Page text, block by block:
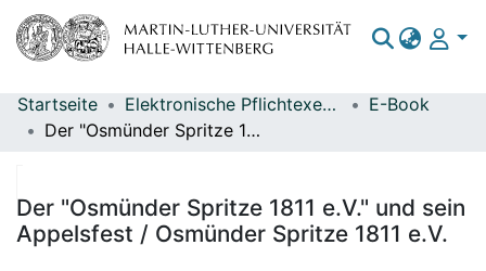
Bereiche & Sammlungen
Statistiken
Startseite Elektronische Pflichtexemplare
E-Book
Der "Osmünder Spritze 1811 e.V." und sein Appelsfest / Osmünder Spritze 1811 e.V.
Der "Osmünder Spritze 1811 e.V." und sein
Appelsfest / Osmünder Spritze 1811 e.V.